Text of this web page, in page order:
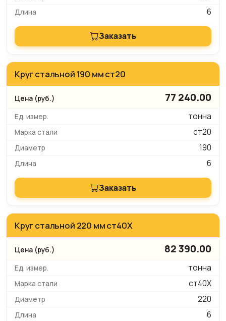
6
Заказать
Круг стальной 190 мм ст20
77 240.00
тонна
ст20
190
6
Заказать
Круг стальной 220 мм ст40Х
82 390.00
тонна
ст40Х
220
6